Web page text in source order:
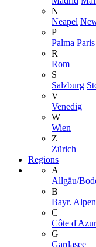
N
Neapel
P
Palma Paris
R
Rom
S
Salzburg
V
Venedig
W
Wien
Z
Zürich
Regions
A
Allgäu/
B
Bayr.
C
Côte d'Azur
G
Gardasee